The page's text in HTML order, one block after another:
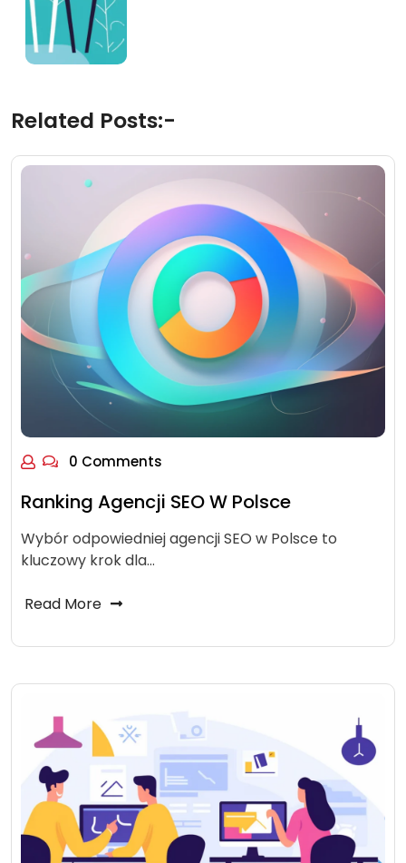
Related Posts:-
0 Comments
Ranking Agencji SEO W Polsce
Wybór odpowiedniej agencji SEO w Polsce to
kluczowy krok dla…
Read More